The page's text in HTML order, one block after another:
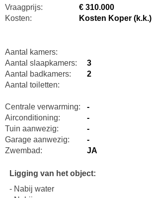
Vraagprijs:
€ 310.000
Kosten:
Kosten Koper (k.k.)
Aantal kamers:
Aantal slaapkamers:
3
Aantal badkamers:
2
Aantal toiletten:
Centrale verwarming:
-
Airconditioning:
-
Tuin aanwezig:
-
Garage aanwezig:
-
Zwembad:
JA
Ligging van het object:
- Nabij water